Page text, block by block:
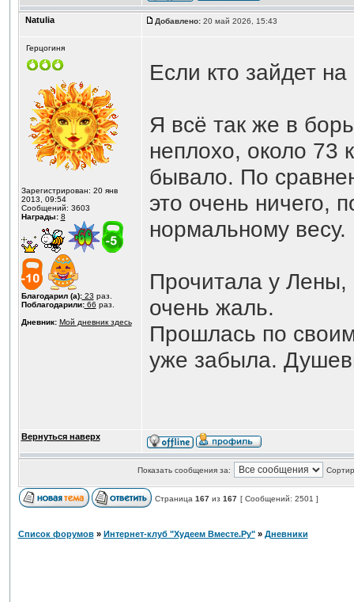
Natulia Добавлено:20 май 2026, 15:43
Герцогиня
Зарегистрирован: 20 янв
2013, 09:54
Сообщений: 3603
Награды: 8
Благодарил (а):23 раз.
Поблагодарили:66 раз.
Дневник: Мой дневник здесь
Если кто зайдет
Я всё так же в
неплохо, около 73
бывало. По
это очень ничего,
нормальному весу.
Прочитала у
очень жаль.
Прошлась по
уже забыла.
Вернуться наверх
Показать сообщения за:
Страница 167из 167 [ Сообщений: 2501 ]
Список форумов» Интернет-клуб "Худеем Вместе.Ру"» Дневники